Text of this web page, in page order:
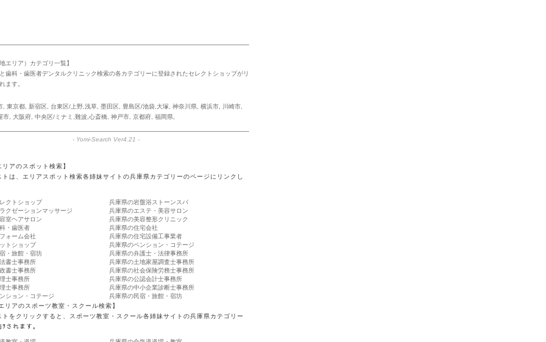
エリア）カテゴリ一覧】
歯科・歯医者デンタルクリニック検索の各カテゴリーに登録されたセレクトショップがリ
ます。
東京都 新宿区 台東区/上野,浅草 墨田区 豊島区/池袋,大塚 神奈川県 横浜市 川崎市
市 大阪府 中央区/ミナミ,難波,心斎橋 神戸市 京都府 福岡県
- Yomi-Search Ver4.21 -
リアのスポット検索】
トは、エリアスポット検索各姉妹サイトの兵庫県カテゴリーのページにリンクし
クトショップ
兵庫県の岩盤浴ストーンスパ
クゼーションマッサージ
兵庫県のエステ・美容サロン
室ヘアサロン
兵庫県の美容整形クリニック
・歯医者
兵庫県の住宅会社
ォーム会社
兵庫県の住宅設備工事業者
トショップ
兵庫県のペンション・コテージ
・旅館・宿坊
兵庫県の弁護士・法律事務所
書士事務所
兵庫県の土地家屋調査士事務所
書士事務所
兵庫県の社会保険労務士事務所
士事務所
兵庫県の公認会計士事務所
士事務所
兵庫県の中小企業診断士事務所
ション・コテージ
兵庫県の民宿・旅館・宿坊
リアのスポーツ教室・スクール検索】
トをクリックすると、スポーツ教室・スクール各姉妹サイトの兵庫県カテゴリー
されます。